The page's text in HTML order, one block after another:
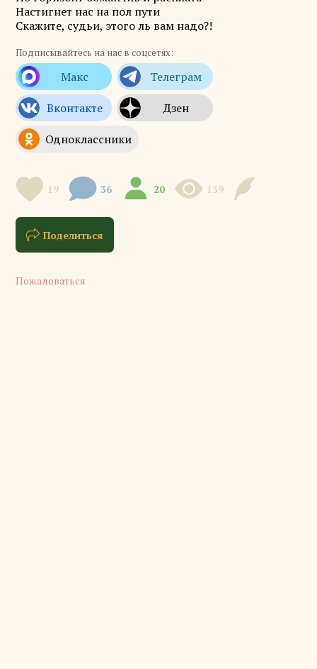
Настигнет нас на пол пути
Скажите, судьи, этого ль вам надо?!
Подписывайтесь на нас в соцсетях:
19 36 20 139
Поделиться
Пожаловаться